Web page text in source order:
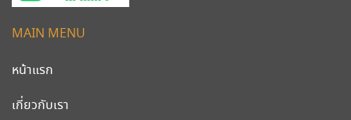
MAIN MENU
หน้าแรก
เกี่ยวกับเรา